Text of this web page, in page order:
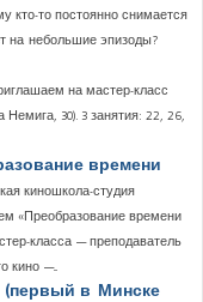
кто-то постоянно снимается
на небольшие эпизоды?
на мастер-класс
30). 3 занятия: 22, 26,
времени
киношкола-студия
«Преобразование времени
класса — преподаватель
кино —...
(первый в Минске